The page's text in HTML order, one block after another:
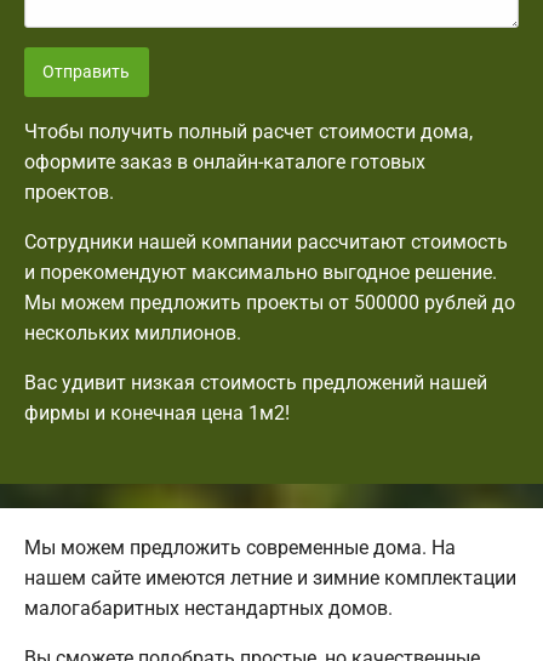
Отправить
Чтобы получить полный расчет стоимости дома,
оформите заказ в онлайн-каталоге готовых
проектов.
Сотрудники нашей компании рассчитают стоимость
и порекомендуют максимально выгодное решение.
Мы можем предложить проекты от 500000 рублей до
нескольких миллионов.
Вас удивит низкая стоимость предложений нашей
фирмы и конечная цена 1м2!
Мы можем предложить современные дома. На
нашем сайте имеются летние и зимние комплектации
малогабаритных нестандартных домов.